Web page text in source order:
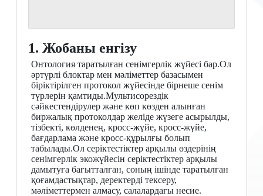
1. Жобаны енгізу
Онтология таратылған сенімгерлік жүйесі бар.Ол
әртүрлі блоктар мен мәліметтер базасымен
біріктірілген протокол жүйесінде бірнеше сенім
түрлерін қамтиды.Мультисорездік
сәйкестендірулер және көп көзден алынған
биржалық протоколдар желіде жүзеге асырылды,
тізбекті, көлденең, кросс-жүйе, кросс-жүйе,
бағдарлама және кросс-құрылғы болып
табылады.Ол серіктестіктер арқылы өздерінің
сенімгерлік экожүйесін серіктестіктер арқылы
дамытуға бағытталған, соның ішінде таратылған
қоғамдастықтар, деректерді тексеру,
мәліметтермен алмасу, салалардағы несие.